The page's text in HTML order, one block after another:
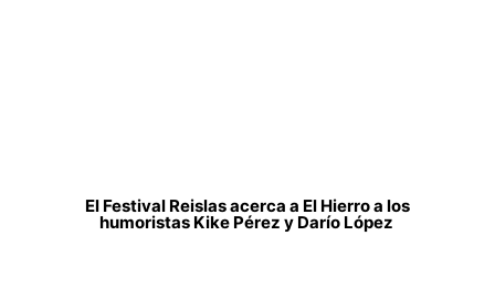
El Festival Reislas acerca a El Hierro a los
humoristas Kike Pérez y Darío López